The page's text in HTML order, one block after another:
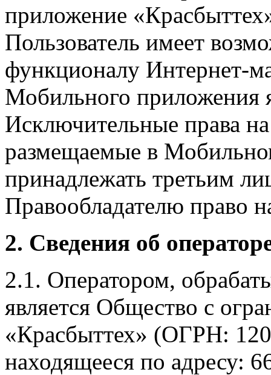
приложение
Пользователь имеет
функционалу Интернет-
Мобильного приложения
Исключительные права
размещаемые в
принадлежать третьим
Правообладателю право
2. Сведения об
2.1. Оператором,
является Общество с
«Красбыттех» (ОГРН:
находящееся по адресу: